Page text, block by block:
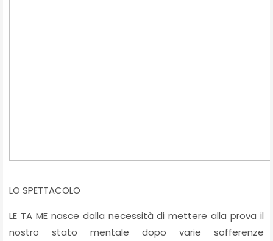
LO SPETTACOLO
LE TA ME nasce dalla necessità di mettere alla prova il
nostro stato mentale dopo varie sofferenze